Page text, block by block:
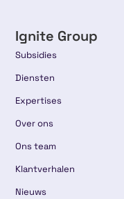
Ignite Group
Subsidies
Diensten
Expertises
Over ons
Ons team
Klantverhalen
Nieuws